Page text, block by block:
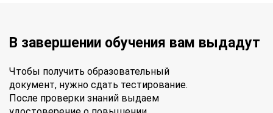
В завершении обучения вам выдадут
Чтобы получить образовательный
документ, нужно сдать тестирование.
После проверки знаний выдаем